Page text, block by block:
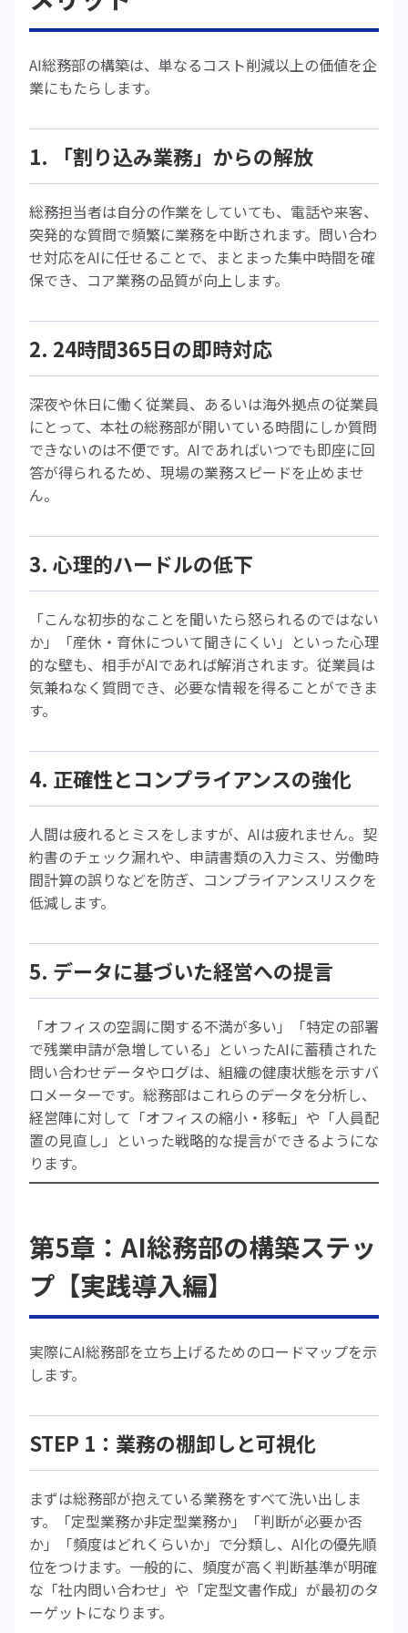
AI総務部の構築は、単なるコスト削減以上の価値を企
業にもたらします。
1. 「割り込み業務」からの解放
総務担当者は自分の作業をしていても、電話や来客、
突発的な質問で頻繁に業務を中断されます。問い合わ
せ対応をAIに任せることで、まとまった集中時間を確
保でき、コア業務の品質が向上します。
2. 24時間365日の即時対応
深夜や休日に働く従業員、あるいは海外拠点の従業員
にとって、本社の総務部が開いている時間にしか質問
できないのは不便です。AIであればいつでも即座に回
答が得られるため、現場の業務スピードを止めませ
ん。
3. 心理的ハードルの低下
「こんな初歩的なことを聞いたら怒られるのではない
か」「産休・育休について聞きにくい」といった心理
的な壁も、相手がAIであれば解消されます。従業員は
気兼ねなく質問でき、必要な情報を得ることができま
す。
4. 正確性とコンプライアンスの強化
人間は疲れるとミスをしますが、AIは疲れません。契
約書のチェック漏れや、申請書類の入力ミス、労働時
間計算の誤りなどを防ぎ、コンプライアンスリスクを
低減します。
5. データに基づいた経営への提言
「オフィスの空調に関する不満が多い」「特定の部署
で残業申請が急増している」といったAIに蓄積された
問い合わせデータやログは、組織の健康状態を示すバ
ロメーターです。総務部はこれらのデータを分析し、
経営陣に対して「オフィスの縮小・移転」や「人員配
置の見直し」といった戦略的な提言ができるようにな
ります。
第5章：AI総務部の構築ステッ
プ【実践導入編】
実際にAI総務部を立ち上げるためのロードマップを示
します。
STEP 1：業務の棚卸しと可視化
まずは総務部が抱えている業務をすべて洗い出しま
す。「定型業務か非定型業務か」「判断が必要か否
か」「頻度はどれくらいか」で分類し、AI化の優先順
位をつけます。一般的に、頻度が高く判断基準が明確
な「社内問い合わせ」や「定型文書作成」が最初のタ
ーゲットになります。